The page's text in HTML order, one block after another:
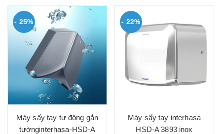
- 25%
Máy sấy tay tự động gắn
tườnginterhasa-HSD-A
- 22%
Máy sấy tay interhasa
HSD-A 3893 inox